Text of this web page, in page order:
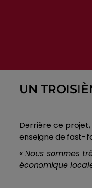
UN
Derrière ce
enseigne de fast-
« Nous sommes
économique